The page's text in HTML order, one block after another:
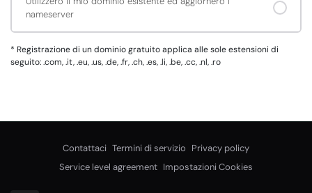
nameserver
* Registrazione di un dominio gratuito applica alle sole estensioni di
seguito: .com, .it, .eu, .us, .de, .fr, .ch, .es, .li, .be, .cc, .nl, .ro
Contattaci Termini di servizio Privacy policy
Service level agreement Impostazioni Cookies